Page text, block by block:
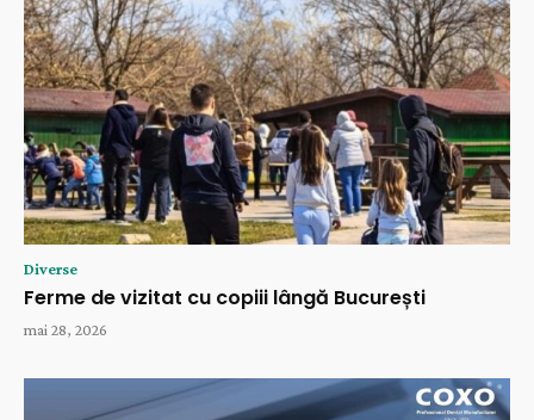
Diverse
Ferme de vizitat cu copiii lângă București
mai 28, 2026